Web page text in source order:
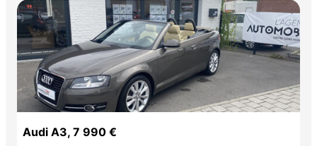
Audi A3, 7 990 €